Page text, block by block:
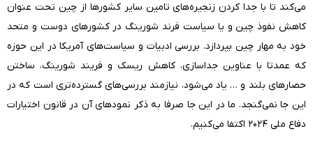
می‌کند تا با جدا کردن زنجیره‌های تامین سایر کشورها از چین تحت عنوان
کاهش نفوذ چین و یا سیاست فرند شورینگ در کشورهای دوست و متحد
خود به مهار چین بپردازد. بررسی ادبیات و سیاست‌های آمریکا در این حوزه
که عمدتا با عناوین جدا‌سازی، کاهش ریسک و فریند شورینگ، ساختن
حصارهای بلند و … یاد می‌شود، نیازمند بررسی‌های گسترده‌تری است که در
این جا نمی‌گنجد. ما در این جا صرفا به ذکر نمودهای آن در قانون اختیارات
دفاع ملی ۲۰۲۴ اکتفا می‌کنیم.